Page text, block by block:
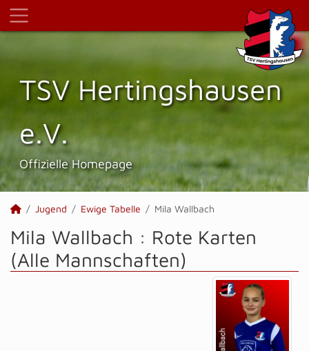
TSV Hertings­hausen
e.V.
Offizielle Homepage
Jugend Ewige Tabelle Mila Wallbach
Mila Wallbach : Rote Karten
(Alle Mannschaften)